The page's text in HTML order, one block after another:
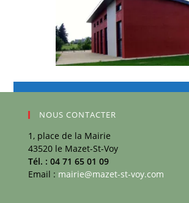
NOUS CONTACTER
1, place de la Mairie
43520 le Mazet-St-Voy
Tél. : 04 71 65 01 09
Email : mairie@mazet-st-voy.com